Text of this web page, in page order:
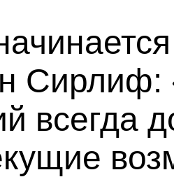
Сирлиф:
всегда